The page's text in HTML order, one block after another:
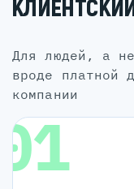
для людей, а не для галочки: без мелочей
вроде платной
компании